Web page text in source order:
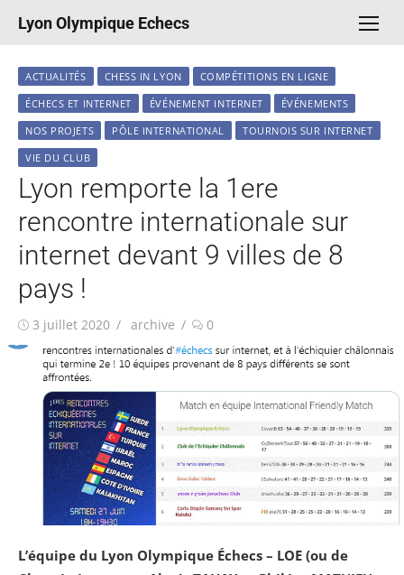
Lyon Olympique Echecs
ACTUALITÉS CHESS IN LYON
COMPÉTITIONS EN LIGNE
ÉCHECS ET INTERNET
ÉVÉNEMENT INTERNET
ÉVÉNEMENTS
NOS PROJETS
PÔLE INTERNATIONAL
TOURNOIS SUR INTERNET
VIE DU CLUB
Lyon remporte la 1ere
rencontre internationale sur
internet devant 9 villes de 8
pays !
Publié
le
3 juillet 2020 Auteur/autrice
archive 0
L’équipe du Lyon Olympique Échecs – LOE (ou de